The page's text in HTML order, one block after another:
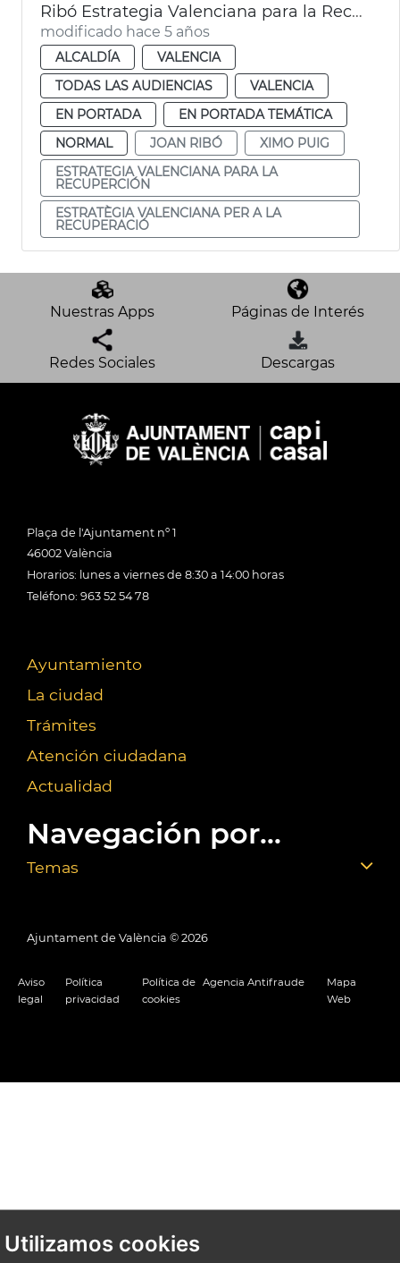
Utilizamos cookies
Ribó Estrategia Valenciana para la Recuperación
modificado hace 5 años
ALCALDÍA
VALENCIA
TODAS LAS AUDIENCIAS
VALENCIA
EN PORTADA
EN PORTADA TEMÁTICA
NORMAL
JOAN RIBÓ
XIMO PUIG
ESTRATEGIA VALENCIANA PARA LA
RECUPERCIÓN
ESTRATÈGIA VALENCIANA PER A LA
RECUPERACIÓ
Nuestras Apps Páginas de Interés
Redes Sociales Descargas
Plaça de l'Ajuntament nº 1
46002 València
Horarios: lunes a viernes de 8:30 a 14:00 horas
Teléfono: 963 52 54 78
Ayuntamiento
La ciudad
Trámites
Atención ciudadana
Actualidad
Navegación por...
Temas
Ajuntament de València © 2026
Aviso
legal
Política
privacidad
Política de
cookies
Agencia Antifraude
Mapa
Web